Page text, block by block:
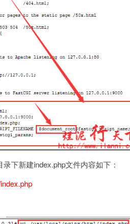
下新建index.php文件内容如下：